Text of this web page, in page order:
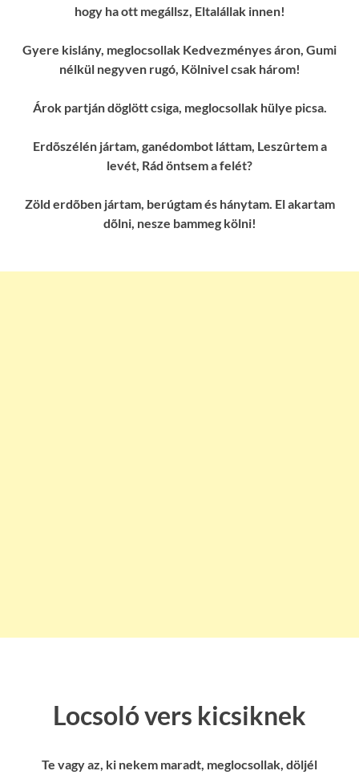
hogy ha ott megállsz, Eltalállak innen!
Gyere kislány, meglocsollak Kedvezményes áron, Gumi
nélkül negyven rugó, Kölnivel csak három!
Árok partján döglött csiga, meglocsollak hülye picsa.
Erdõszélén jártam, ganédombot láttam, Leszûrtem a
levét, Rád öntsem a felét?
Zöld erdõben jártam, berúgtam és hánytam. El akartam
dõlni, nesze bammeg kölni!
Locsoló vers kicsiknek
Te vagy az, ki nekem maradt, meglocsollak, döljél